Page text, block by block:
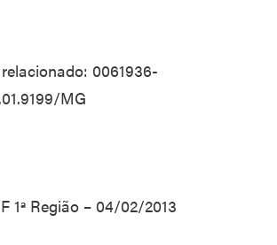
0061936-
MG
1ª Região – 04/02/2013